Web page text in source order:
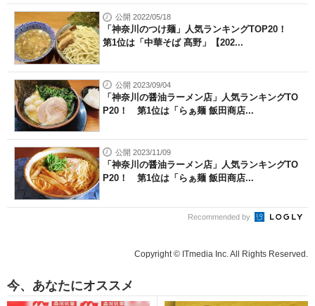
公開 2022/05/18
「神奈川のつけ麺」人気ランキングTOP20！
第1位は「中華そば 髙野」【202...
公開 2023/09/04
「神奈川の醤油ラーメン店」人気ランキングTO
P20！ 第1位は「らぁ麺 飯田商店...
公開 2023/11/09
「神奈川の醤油ラーメン店」人気ランキングTO
P20！ 第1位は「らぁ麺 飯田商店...
Recommended by
Copyright © ITmedia Inc. All Rights Reserved.
今、あなたにオススメ